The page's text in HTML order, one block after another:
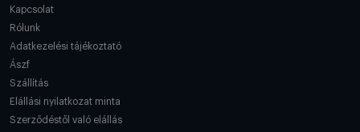
Kapcsolat
Rólunk
Adatkezelési tájékoztató
Ászf
Szállítás
Elállási nyilatkozat minta
Szerződéstől való elállás